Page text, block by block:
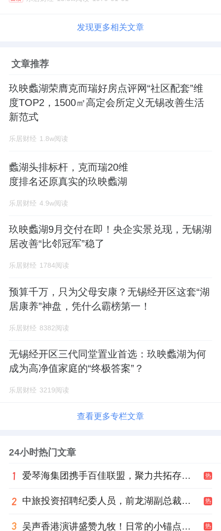
发现更多相关文章
文章推荐
玖映蠡湖荣膺克而瑞好房点评网“社区配套”维
度TOP2，1500㎡高定会所定义无锡改善生活
新范式
乐居财经 1.8w阅读
蠡湖头排标杆，克而瑞20维
度排名还原真实的玖映蠡湖
乐居财经 4.9w阅读
玖映蠡湖9月交付在即！央企实景兑现，无锡湖
居改善“比邻冠军”稳了
乐居财经 1784阅读
预算千万，只为父母安康？无锡经开区这套“湖
居康养”神盘，凭什么霸榜第一！
乐居财经 8382阅读
无锡经开区三代同堂置业首选：玖映蠡湖为何
成为高净值家庭的“终极答案”？
乐居财经 3219阅读
查看更多专栏文章
24小时热门文章
爱琴海集团携手百佳联盟，聚力共拓存量商业新赛道 热
中旅投资招聘纪委人员，前龙湖副总裁胡若翔掌舵 热
吴声香港演讲盛赞九牧！日常的小锚点变成科技突破点！ 热